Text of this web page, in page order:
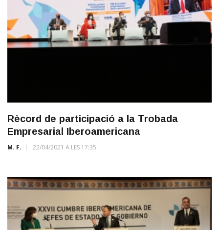
Rècord de participació a la Trobada
Empresarial Iberoamericana
M. F. 22/04/2021 A LES 17:35